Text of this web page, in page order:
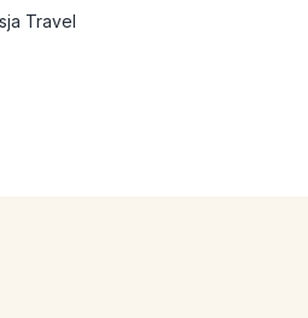
Travel